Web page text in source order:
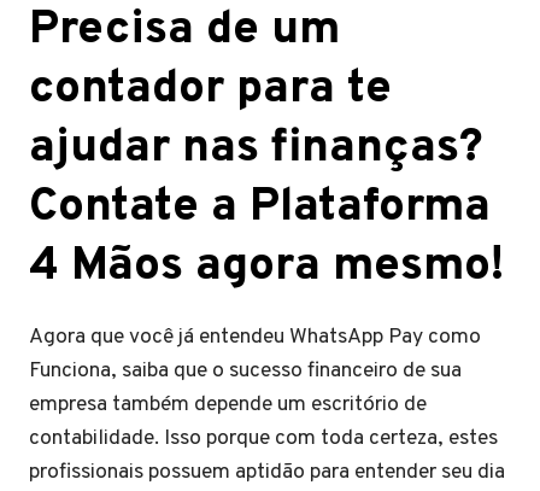
Precisa de um
contador para te
ajudar nas finanças?
Contate a Plataforma
4 Mãos agora mesmo!
Agora que você já entendeu WhatsApp Pay como
Funciona, saiba que o sucesso financeiro de sua
empresa também depende um escritório de
contabilidade. Isso porque com toda certeza, estes
profissionais possuem aptidão para entender seu dia